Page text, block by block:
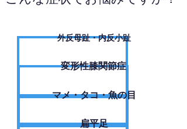
外反母趾・内反小趾
変形性膝関節症
​マメ・タコ・魚の目
扁平足